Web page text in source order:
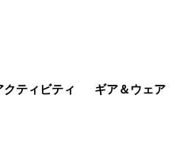
クティビティ ギア＆ウェア